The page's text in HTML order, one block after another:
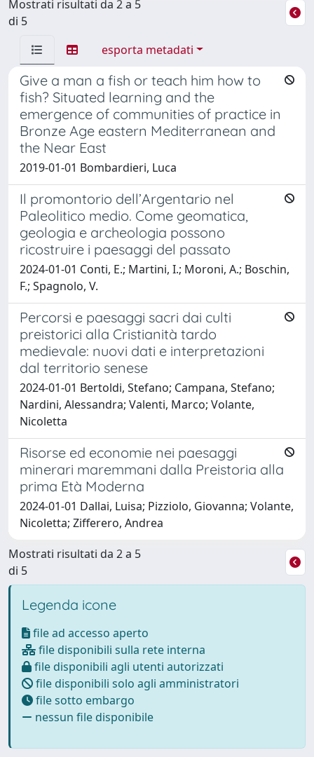
Mostrati risultati da 2 a 5
di 5
esporta metadati
Give a man a fish or teach him how to
fish? Situated learning and the
emergence of communities of practice in
Bronze Age eastern Mediterranean and
the Near East
2019-01-01 Bombardieri, Luca
Il promontorio dell’Argentario nel
Paleolitico medio. Come geomatica,
geologia e archeologia possono
ricostruire i paesaggi del passato
2024-01-01 Conti, E.; Martini, I.; Moroni, A.; Boschin,
F.; Spagnolo, V.
Percorsi e paesaggi sacri dai culti
preistorici alla Cristianità tardo
medievale: nuovi dati e interpretazioni
dal territorio senese
2024-01-01 Bertoldi, Stefano; Campana, Stefano;
Nardini, Alessandra; Valenti, Marco; Volante,
Nicoletta
Risorse ed economie nei paesaggi
minerari maremmani dalla Preistoria alla
prima Età Moderna
2024-01-01 Dallai, Luisa; Pizziolo, Giovanna; Volante,
Nicoletta; Zifferero, Andrea
Mostrati risultati da 2 a 5
di 5
Legenda icone
file ad accesso aperto
file disponibili sulla rete interna
file disponibili agli utenti autorizzati
file disponibili solo agli amministratori
file sotto embargo
nessun file disponibile